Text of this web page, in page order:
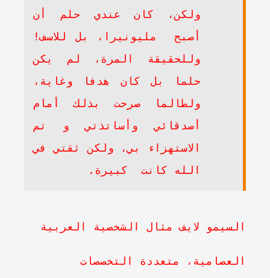
ولكن، كان عندي حلم أن
أصبح مليونيرا، بل للاسف!
وللحقيقة المرة، لم يكن
حلما بل كان هدفا وغاية،
ولطالما صرحت بذلك أمام
أصدقائي وأساتذتي و تم
الاستهزاء بي، ولكن ثقتي في
الله كانت كبيرة.
السيمو لايف مثال الشخصية العربية
العصامية، متعددة التخصصات